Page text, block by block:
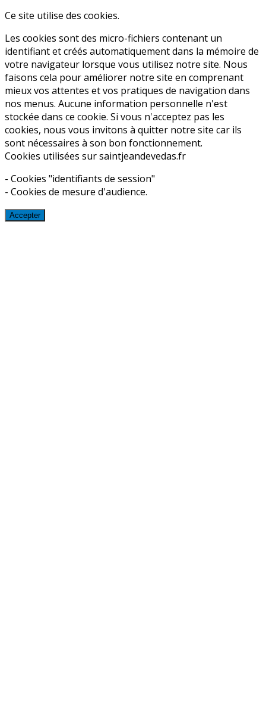
Ce site utilise des cookies.
Les cookies sont des micro-fichiers contenant un
identifiant et créés automatiquement dans la mémoire de
votre navigateur lorsque vous utilisez notre site. Nous
faisons cela pour améliorer notre site en comprenant
mieux vos attentes et vos pratiques de navigation dans
nos menus. Aucune information personnelle n'est
stockée dans ce cookie. Si vous n'acceptez pas les
cookies, nous vous invitons à quitter notre site car ils
sont nécessaires à son bon fonctionnement.
Cookies utilisées sur saintjeandevedas.fr
- Cookies "identifiants de session"
- Cookies de mesure d'audience.
Accepter